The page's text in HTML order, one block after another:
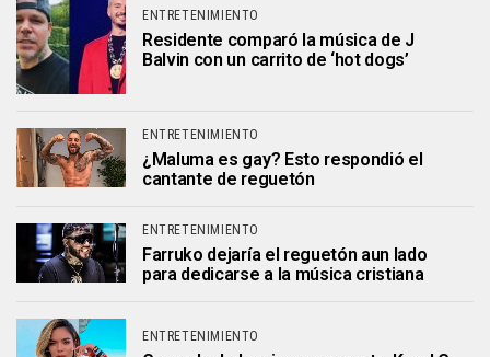
ENTRETENIMIENTO
Residente comparó la música de J
Balvin con un carrito de ‘hot dogs’
ENTRETENIMIENTO
¿Maluma es gay? Esto respondió el
cantante de reguetón
ENTRETENIMIENTO
Farruko dejaría el reguetón aun lado
para dedicarse a la música cristiana
ENTRETENIMIENTO